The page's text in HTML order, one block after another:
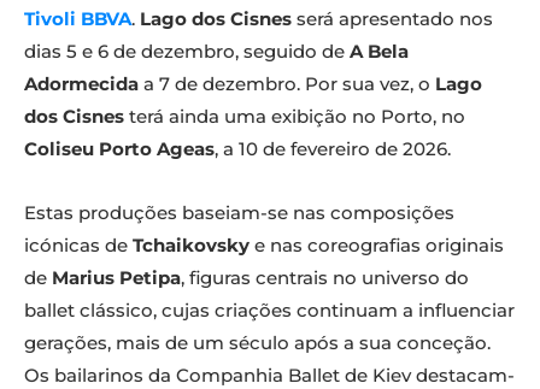
Tivoli BBVA. Lago dos Cisnes será apresentado nos
dias 5 e 6 de dezembro, seguido de A Bela
Adormecida a 7 de dezembro. Por sua vez, o Lago
dos Cisnes terá ainda uma exibição no Porto, no
Coliseu Porto Ageas, a 10 de fevereiro de 2026.
Estas produções baseiam-se nas composições
icónicas de Tchaikovsky e nas coreografias originais
de Marius Petipa, figuras centrais no universo do
ballet clássico, cujas criações continuam a influenciar
gerações, mais de um século após a sua conceção.
Os bailarinos da Companhia Ballet de Kiev destacam-